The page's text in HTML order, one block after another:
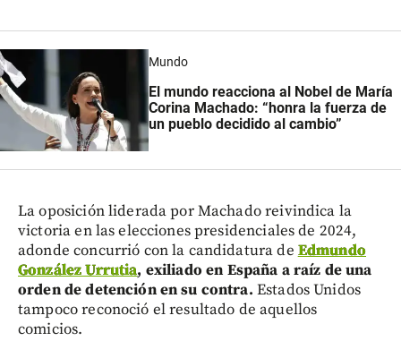
Mundo
El mundo reacciona al Nobel de María
Corina Machado: “honra la fuerza de
un pueblo decidido al cambio”
La oposición liderada por Machado reivindica la
victoria en las elecciones presidenciales de 2024,
adonde concurrió con la candidatura de Edmundo
González Urrutia, exiliado en España a raíz de una
orden de detención en su contra. Estados Unidos
tampoco reconoció el resultado de aquellos
comicios.